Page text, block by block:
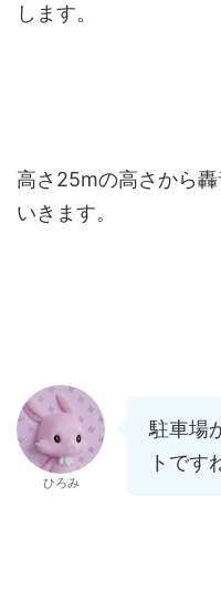
します。
高さ25mの高さから
いきます。
ひろみ
駐車場
トです